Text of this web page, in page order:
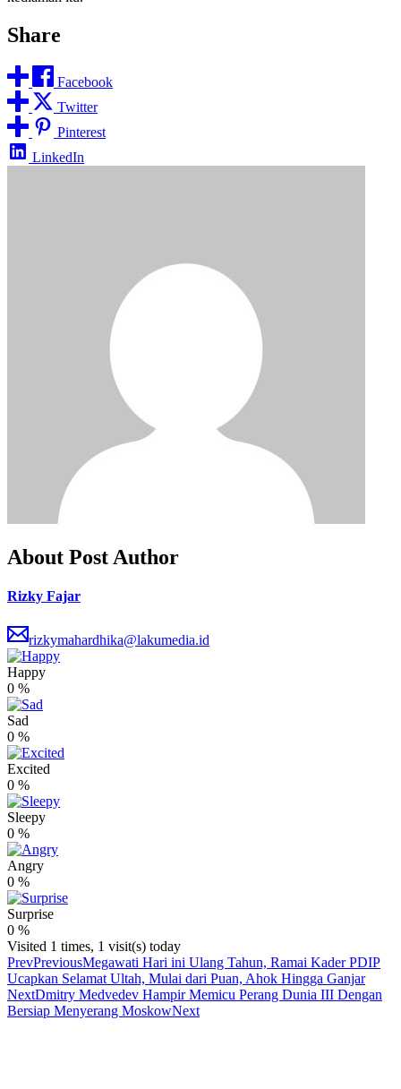
Share
Facebook
Twitter
Pinterest
LinkedIn
About Post Author
Rizky Fajar
rizkymahardhika@lakumedia.id
Happy
0 %
Sad
0 %
Excited
0 %
Sleepy
0 %
Angry
0 %
Surprise
0 %
Visited 1 times, 1 visit(s) today
PrevPreviousMegawati Hari ini Ulang Tahun, Ramai Kader PDIP
Ucapkan Selamat Ultah, Mulai dari Puan, Ahok Hingga Ganjar
NextDmitry Medvedev Hampir Memicu Perang Dunia III Dengan
Bersiap Menyerang MoskowNext